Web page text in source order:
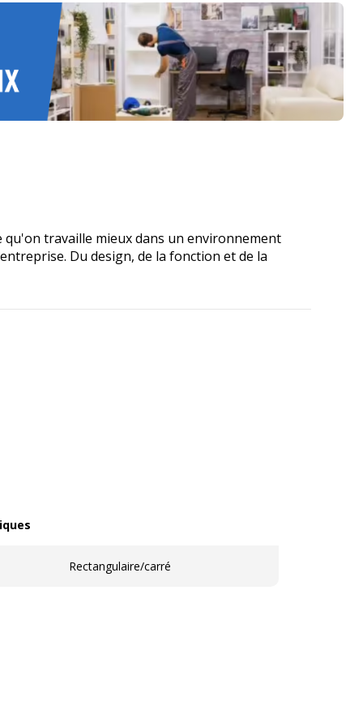
qu'on travaille mieux dans un environnement
Du design, de la fonction et de la
Rectangulaire/carré